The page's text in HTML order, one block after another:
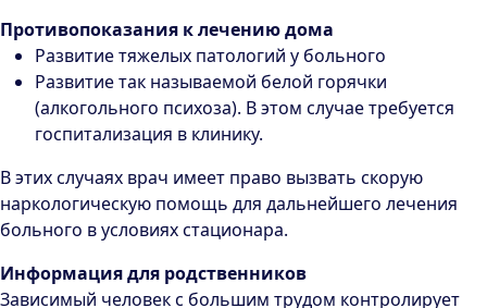
Противопоказания к лечению дома
Развитие тяжелых патологий у больного
Развитие так называемой белой горячки
(алкогольного психоза). В этом случае требуется
госпитализация в клинику.
В этих случаях врач имеет право вызвать скорую
наркологическую помощь для дальнейшего лечения
больного в условиях стационара.
Информация для родственников
Зависимый человек с большим трудом контролирует